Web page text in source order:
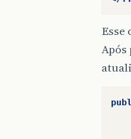
Esse
Após